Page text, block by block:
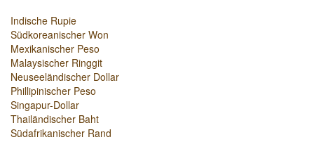
Indische Rupie
Südkoreanischer Won
Mexikanischer Peso
Malaysischer Ringgit
Neuseeländischer Dollar
Phillipinischer Peso
Singapur-Dollar
Thailändischer Baht
Südafrikanischer Rand